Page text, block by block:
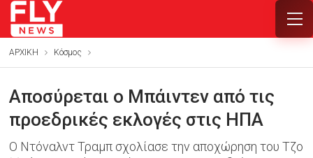
ΑΡΧΙΚΗ Κόσμος
Αποσύρεται ο Mπάιντεν από τις
προεδρικές εκλογές στις ΗΠΑ
Ο Ντόναλντ Τραμπ σχολίασε την αποχώρηση του Τζο